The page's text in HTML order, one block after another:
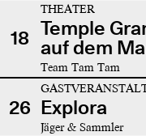
18
THEATER
Temple
auf dem
Team Tam Tam
26 Explora
Jäger & Sammler